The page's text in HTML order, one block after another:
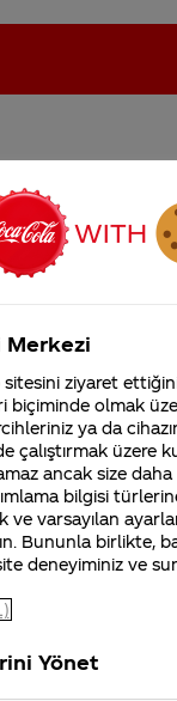
fabr...
yok?
mu?
beklenti ve
farklı
Merkezi
ziyaret
biçiminde olmak
ya da
çalıştırmak üzere
ancak size
bilgisi
ve varsayılan
Bununla birlikte,
deneyiminiz ve
Yönet